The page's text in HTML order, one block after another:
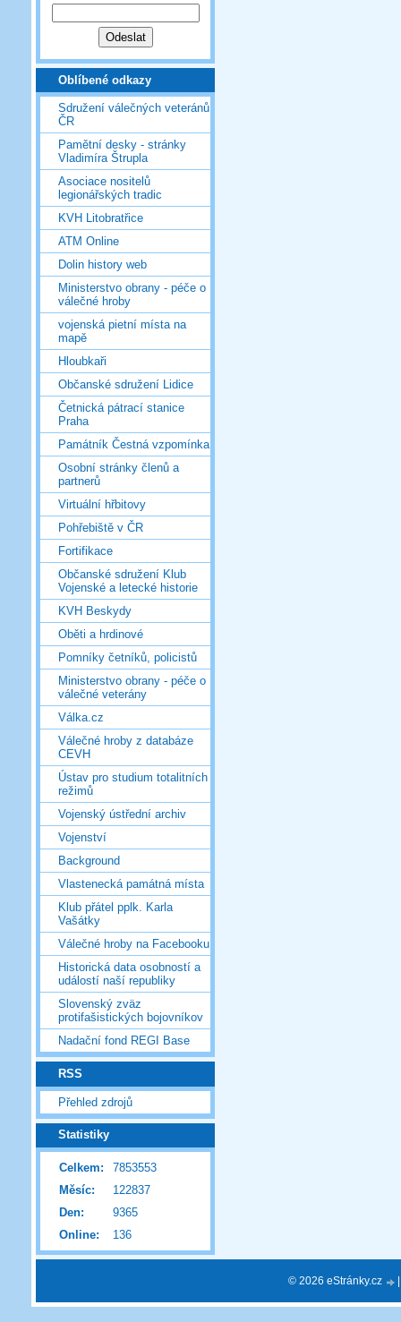
Oblíbené odkazy
Sdružení válečných veteránů
ČR
Pamětní desky - stránky
Vladimíra Štrupla
Asociace nositelů
legionářských tradic
KVH Litobratřice
ATM Online
Dolin history web
Ministerstvo obrany - péče o
válečné hroby
vojenská pietní místa na
mapě
Hloubkaři
Občanské sdružení Lidice
Četnická pátrací stanice
Praha
Památník Čestná vzpomínka
Osobní stránky členů a
partnerů
Virtuální hřbitovy
Pohřebiště v ČR
Fortifikace
Občanské sdružení Klub
Vojenské a letecké historie
KVH Beskydy
Oběti a hrdinové
Pomníky četníků, policistů
Ministerstvo obrany - péče o
válečné veterány
Válka.cz
Válečné hroby z databáze
CEVH
Ústav pro studium totalitních
režimů
Vojenský ústřední archiv
Vojenství
Background
Vlastenecká památná místa
Klub přátel pplk. Karla
Vašátky
Válečné hroby na Facebooku
Historická data osobností a
událostí naší republiky
Slovenský zväz
protifašistických bojovníkov
Nadační fond REGI Base
RSS
Přehled zdrojů
Statistiky
Online: 136
Celkem:
7853553
Měsíc:
122837
Den:
9365
© 2026 eStránky.cz